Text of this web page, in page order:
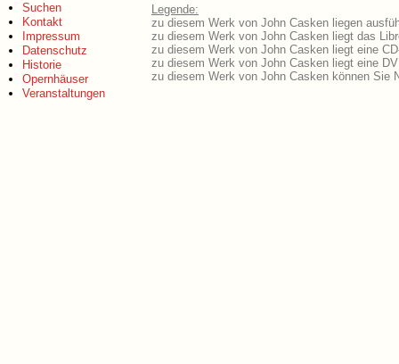
Suchen
Kontakt
Impressum
Datenschutz
Historie
Opernhäuser
Veranstaltungen
Legende:
zu diesem Werk von John Casken liegen
zu diesem Werk von John Casken liegt das
zu diesem Werk von John Casken liegt eine
zu diesem Werk von John Casken liegt eine
zu diesem Werk von John Casken können Sie